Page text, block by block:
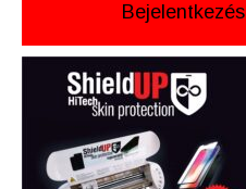
Bejelentkezés